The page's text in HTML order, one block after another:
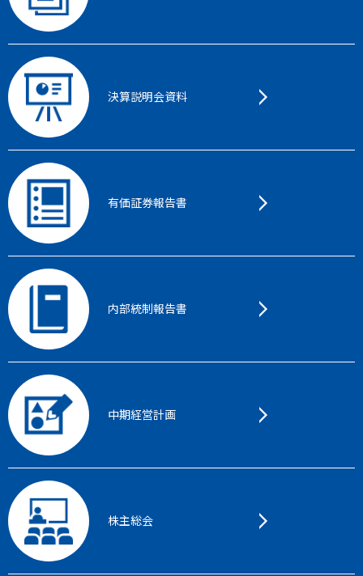
決算説明会資料
有価証券報告書
内部統制報告書
中期経営計画
株主総会